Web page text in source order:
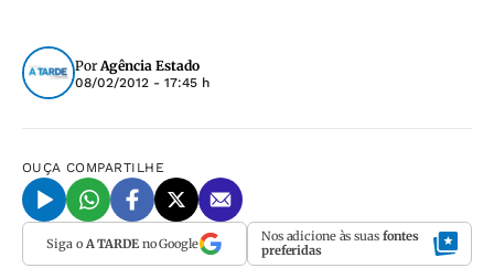
PorAgência Estado
08/02/2012 - 17:45 h
OUÇA COMPARTILHE
Siga o A TARDEno Google Nos adicione às suas fontes
preferidas